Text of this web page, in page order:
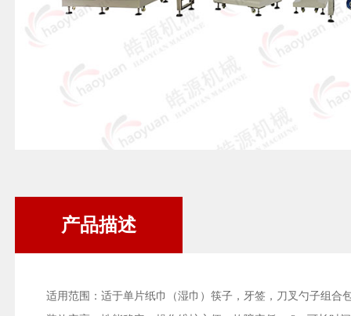
产品描述
适用范围：适于单片纸巾（湿巾）筷子，牙签，刀叉勺子组合